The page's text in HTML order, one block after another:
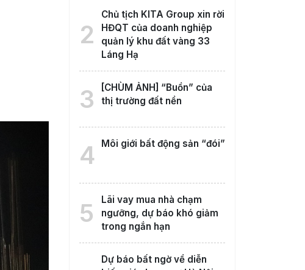
2
Chủ tịch KITA Group xin rời
HĐQT của doanh nghiệp
quản lý khu đất vàng 33
Láng Hạ
3
[CHÙM ẢNH] “Buồn” của
thị trường đất nền
4 Môi giới bất động sản “đói”
5
Lãi vay mua nhà chạm
ngưỡng, dự báo khó giảm
trong ngắn hạn
Dự báo bất ngờ về diễn